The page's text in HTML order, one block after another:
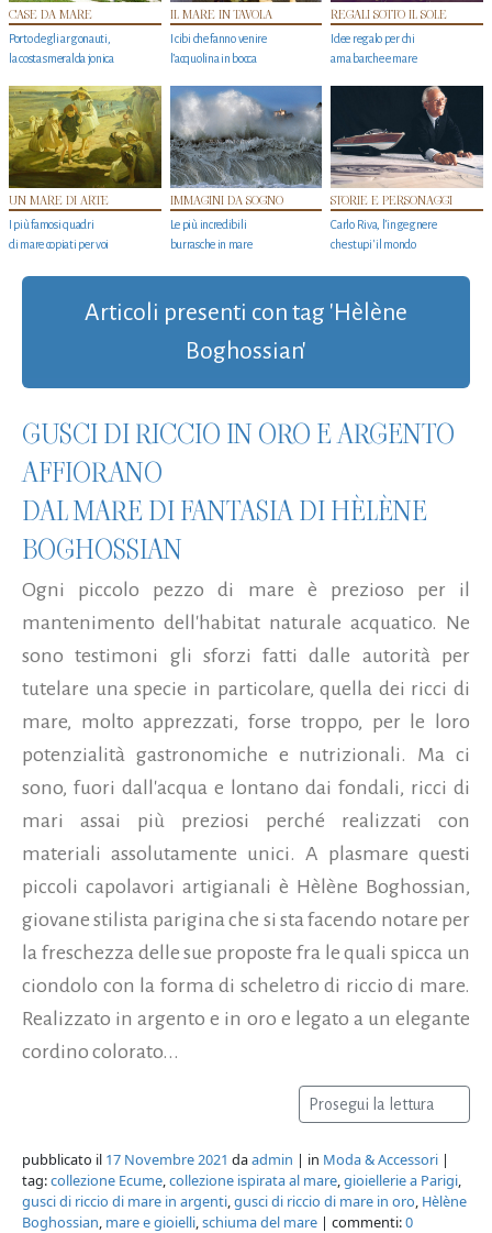
CASE DA MARE
Porto degli argonauti,
la costa smeralda jonica
IL MARE IN TAVOLA
I cibi che fanno venire
l’acquolina in bocca
REGALI SOTTO IL SOLE
Idee regalo per chi
ama barche e mare
UN MARE DI ARTE
I più famosi quadri
di mare copiati per voi
IMMAGINI DA SOGNO
Le più incredibili
burrasche in mare
STORIE E PERSONAGGI
Carlo Riva, l’ingegnere
che stupi' il mondo
Articoli presenti con tag 'Hèlène
Boghossian'
GUSCI DI RICCIO IN ORO E ARGENTO
AFFIORANO
DAL MARE DI FANTASIA DI HÈLÈNE
BOGHOSSIAN
Ogni piccolo pezzo di mare è prezioso per il
mantenimento dell'habitat naturale acquatico. Ne
sono testimoni gli sforzi fatti dalle autorità per
tutelare una specie in particolare, quella dei ricci di
mare, molto apprezzati, forse troppo, per le loro
potenzialità gastronomiche e nutrizionali. Ma ci
sono, fuori dall'acqua e lontano dai fondali, ricci di
mari assai più preziosi perché realizzati con
materiali assolutamente unici. A plasmare questi
piccoli capolavori artigianali è Hèlène Boghossian,
giovane stilista parigina che si sta facendo notare per
la freschezza delle sue proposte fra le quali spicca un
ciondolo con la forma di scheletro di riccio di mare.
Realizzato in argento e in oro e legato a un elegante
cordino colorato...
Prosegui la lettura
pubblicato il 17 Novembre 2021 daadmin | in Moda & Accessori |
tag:collezione Ecume,collezione ispirata al mare,gioiellerie a Parigi,
gusci di riccio di mare in argenti,gusci di riccio di mare in oro, Hèlène
Boghossian, mare e gioielli,schiuma del mare | commenti:0